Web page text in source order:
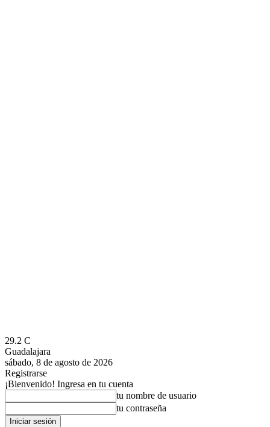
29.2 C
Guadalajara
sábado, 8 de agosto de 2026
Registrarse
¡Bienvenido! Ingresa en tu cuenta
tu nombre de usuario
tu contraseña